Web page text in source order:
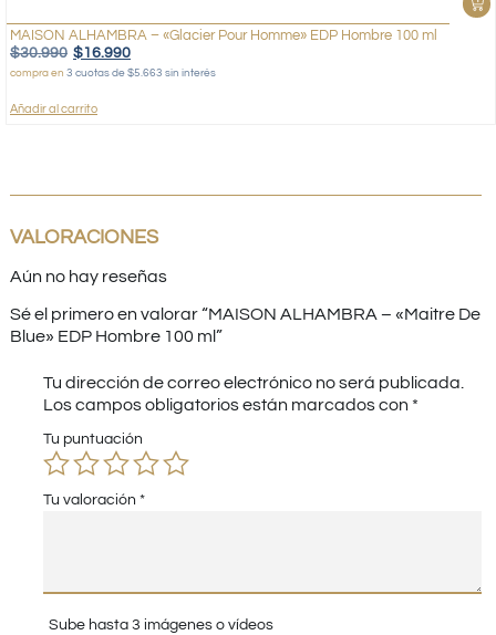
MAISON ALHAMBRA – «Glacier Pour Homme» EDP Hombre 100 ml
$30.990 $16.990
compra en 3 cuotas de $5.663 sin interés
Añadir al carrito
VALORACIONES
Aún no hay reseñas
Sé el primero en valorar “MAISON ALHAMBRA – «Maitre De
Blue» EDP Hombre 100 ml”
Tu dirección de correo electrónico no será publicada.
Los campos obligatorios están marcados con *
Tu puntuación
Tu valoración *
Sube hasta 3 imágenes o vídeos